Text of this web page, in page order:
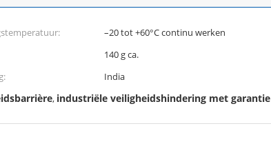
–20 tot +60°C continu werken
140 g ca.
India
, industriële veiligheidshindering met garantie